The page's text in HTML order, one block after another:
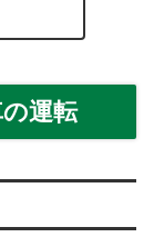
運転